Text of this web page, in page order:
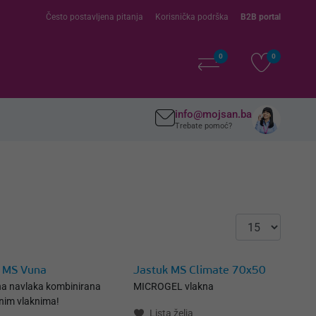
Često postavljena pitanja Korisnička podrška B2B portal
0 0
info@mojsan.ba
Trebate pomoć?
Vuna
navlaka kombinirana
vlaknima!
Jastuk MS Climate 70x50
MICROGEL vlakna
Lista želja